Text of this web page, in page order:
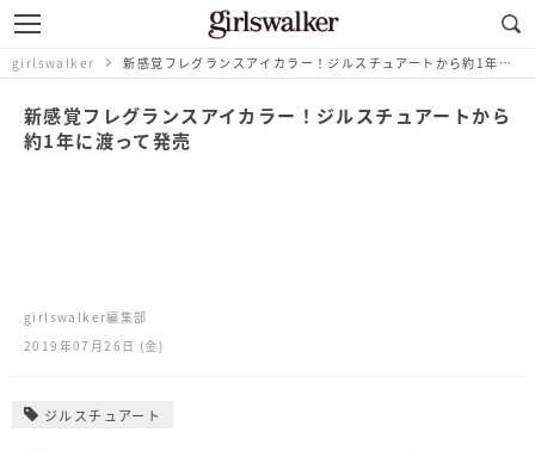
girlswalker 新感覚フレグランスアイカラー！ジルスチュアートから約1年に渡って発売
新感覚フレグランスアイカラー！ジルスチュアートから
約1年に渡って発売
girlswalker編集部
2019年07月26日 (金)
ジルスチュアート